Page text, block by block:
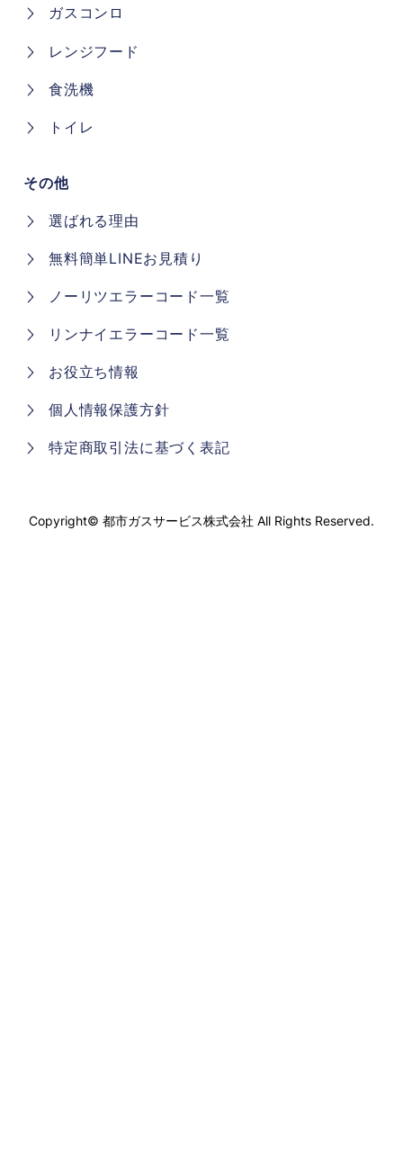
Copyright© 都市ガスサービス株式会社 All Rights Reserved.
トイレ
食洗機
レンジフード
ガスコンロ
個人情報保護方針
お役立ち情報
リンナイエラーコード一覧
ノーリツエラーコード一覧
無料簡単LINEお見積り
選ばれる理由
その他
特定商取引法に基づく表記